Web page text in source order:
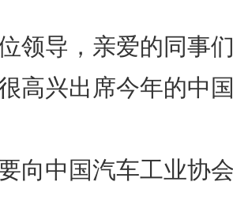
领导，亲爱的同事
高兴出席今年的中
向中国汽车工业协